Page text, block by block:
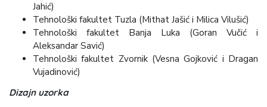
Jahić)
Tehnološki fakultet Tuzla (Mithat Jašić i Milica Vilušić)
Tehnološki fakultet Banja Luka (Goran Vučić i
Aleksandar Savić)
Tehnološki fakultet Zvornik (Vesna Gojković i Dragan
Vujadinović)
Dizajn uzorka